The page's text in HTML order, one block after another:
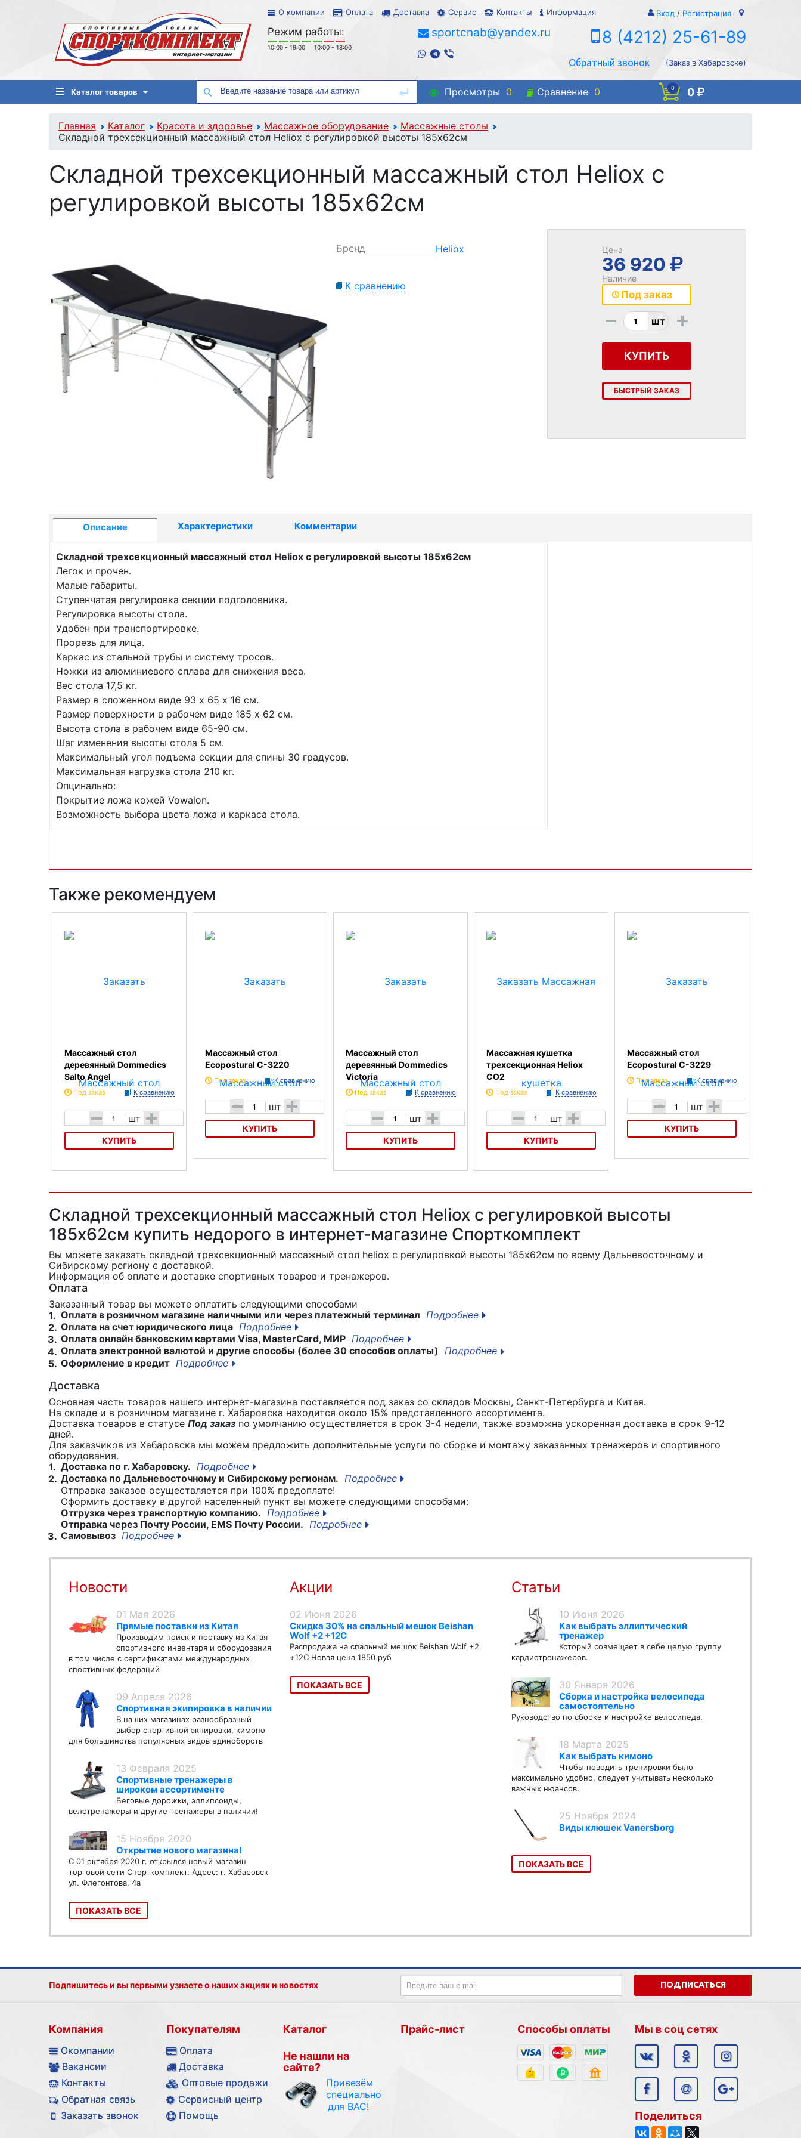
О компании Оплата Доставка Сервис Контакты Информация Вход / Регистрация
Режим работы:
10:00 - 19:00 10:00 - 18:00
sportcnab@yandex.ru 8 (4212) 25-61-89
Обратный звонок (Заказ в Хабаровске)
Каталог товаров Просмотры 0 Сравнение 0 0 0
Главная Каталог Красота и здоровье Массажное оборудование
Массажные столы
Складной трехсекционный массажный стол Heliox с регулировкой высоты 185х62см
Складной трехсекционный массажный стол Heliox с
регулировкой высоты 185х62см
Бренд Heliox
К сравнению
Цена
36 920
Наличие
Под заказ
- шт +
КУПИТЬ
БЫСТРЫЙ ЗАКАЗ
Описание Характеристики Комментарии
Складной трехсекционный массажный стол Heliox с регулировкой высоты 185х62см
Легок и прочен.
Малые габариты.
Ступенчатая регулировка секции подголовника.
Регулировка высоты стола.
Удобен при транспортировке.
Прорезь для лица.
Каркас из стальной трубы и систему тросов.
Ножки из алюминиевого сплава для снижения веса.
Вес стола 17,5 кг.
Размер в сложенном виде 93 х 65 х 16 см.
Размер поверхности в рабочем виде 185 х 62 см.
Высота стола в рабочем виде 65-90 см.
Шаг изменения высоты стола 5 см.
Максимальный угол подъема секции для спины 30 градусов.
Максимальная нагрузка стола 210 кг.
Опцинально:
Покрытие ложа кожей Vowalon.
Возможность выбора цвета ложа и каркаса стола.
Также рекомендуем
Массажный стол
деревянный Dommedics
Salto Angel
Под заказ К сравнению
- шт +
КУПИТЬ
Массажный стол
Ecopostural С-3220
Под заказ К сравнению
- шт +
КУПИТЬ
Массажный стол
деревянный Dommedics
Victoria
Под заказ К сравнению
- шт +
КУПИТЬ
Массажная кушетка
трехсекционная Heliox
СO2
Под заказ К сравнению
- шт +
КУПИТЬ
Массажный стол
Ecopostural С-3229
Под заказ К сравнению
- шт +
КУПИТЬ
Складной трехсекционный массажный стол Heliox с регулировкой высоты
185х62см купить недорого в интернет-магазине Спорткомплект
Вы можете заказать складной трехсекционный массажный стол heliox с регулировкой высоты 185х62см по всему Дальневосточному и
Сибирскому региону с доставкой.
Информация об оплате и доставке спортивных товаров и тренажеров.
Оплата
Заказанный товар вы можете оплатить следующими способами
1. Оплата в розничном магазине наличными или через платежный терминал Подробнее
2. Оплата на счет юридического лица Подробнее
3. Оплата онлайн банковским картами Visa, MasterCard, МИР Подробнее
4. Оплата электронной валютой и другие способы (более 30 способов оплаты) Подробнее
5. Оформление в кредит Подробнее
Доставка
Основная часть товаров нашего интернет-магазина поставляется под заказ со складов Москвы, Санкт-Петербурга и Китая.
На складе и в розничном магазине г. Хабаровска находится около 15% представленного ассортимента.
Доставка товаров в статусе Под заказ по умолчанию осуществляется в срок 3-4 недели, также возможна ускоренная доставка в срок 9-12
дней.
Для заказчиков из Хабаровска мы можем предложить дополнительные услуги по сборке и монтажу заказанных тренажеров и спортивного
оборудования.
1. Доставка по г. Хабаровску. Подробнее
2. Доставка по Дальневосточному и Сибирскому регионам. Подробнее
Отправка заказов осуществляется при 100% предоплате!
Оформить доставку в другой населенный пункт вы можете следующими способами:
Отгрузка через транспортную компанию. Подробнее
Отправка через Почту России, EMS Почту России. Подробнее
3. Самовывоз Подробнее
Новости
01 Мая 2026
Прямые поставки из Китая
Производим поиск и поставку из Китая
спортивного инвентаря и оборудования
в том числе с сертификатами международных
спортивных федераций
09 Апреля 2026
Спортивная экипировка в наличии
В наших магазинах разнообразный
выбор спортивной экпировки, кимоно
для большинства популярных видов единоборств
13 Февраля 2025
Спортивные тренажеры в
широком ассортименте
Беговые дорожки, эллипсоиды,
велотренажеры и другие тренажеры в наличии!
15 Ноября 2020
Открытие нового магазина!
С 01 октября 2020 г. открылся новый магазин
торговой сети Спорткомплект. Адрес: г. Хабаровск
ул. Флегонтова, 4а
ПОКАЗАТЬ ВСЕ
Акции
02 Июня 2026
Скидка 30% на спальный мешок Beishan
Wolf +2 +12C
Распродажа на спальный мешок Beishan Wolf +2
+12C Новая цена 1850 руб
ПОКАЗАТЬ ВСЕ
Статьи
10 Июня 2026
Как выбрать эллиптический
тренажер
Который совмещает в себе целую группу
кардиотренажеров.
30 Января 2026
Сборка и настройка велосипеда
самостоятельно
Руководство по сборке и настройке велосипеда.
18 Марта 2025
Как выбрать кимоно
Чтобы поводить тренировки было
максимально удобно, следует учитывать несколько
важных нюансов.
25 Ноября 2024
Виды клюшек Vanersborg
ПОКАЗАТЬ ВСЕ
Подпишитесь и вы первыми узнаете о наших акциях и новостях ПОДПИСАТЬСЯ
Компания
Окомпании
Вакансии
Контакты
Обратная связь
Заказать звонок
Покупателям
Оплата
Доставка
Оптовые продажи
Сервисный центр
Помощь
Каталог
Не нашли на
сайте?
Привезём
специально
для ВАС!
Прайс-лист Способы оплаты Мы в соц сетях
Поделиться